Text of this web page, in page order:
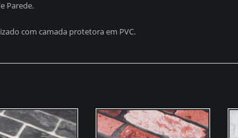
Parede.
com camada protetora em PVC.